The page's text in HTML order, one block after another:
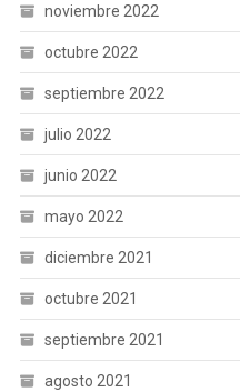
noviembre 2022
octubre 2022
septiembre 2022
julio 2022
junio 2022
mayo 2022
diciembre 2021
octubre 2021
septiembre 2021
agosto 2021